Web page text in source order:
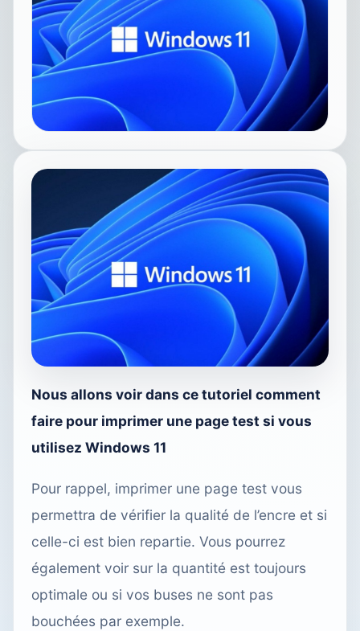
Nous allons voir dans ce tutoriel comment
faire pour imprimer une page test si vous
utilisez Windows 11
Pour rappel, imprimer une page test vous
permettra de vérifier la qualité de l’encre et si
celle-ci est bien repartie. Vous pourrez
également voir sur la quantité est toujours
optimale ou si vos buses ne sont pas
bouchées par exemple.